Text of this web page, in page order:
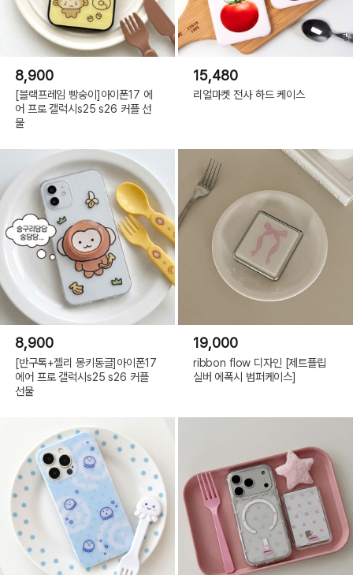
8,900
[블랙프레임 빵숭이]아이폰17 에
어 프로 갤럭시s25 s26 커플 선
물
15,480
리얼마켓 전사 하드 케이스
8,900
[반구톡+젤리 몽키동글]아이폰17
에어 프로 갤럭시s25 s26 커플
선물
19,000
ribbon flow 디자인 [제트플립
실버 에폭시 범퍼케이스]